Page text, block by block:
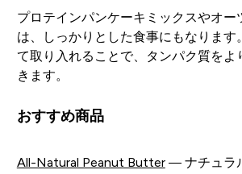
プロテインパンケーキミックスやオー
は、しっかりとした食事にもなります
て取り入れることで、タンパク質をよ
きます。
おすすめ商品
All-Natural Peanut Butter— ナチュラ